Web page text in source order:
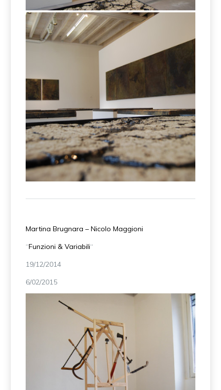
Eltjon Valle – Missing Earth
Martina Brugnara – Nicolo Maggioni
“Funzioni & Variabili“
19/12/2014
6/02/2015
Funzioni & Variabili